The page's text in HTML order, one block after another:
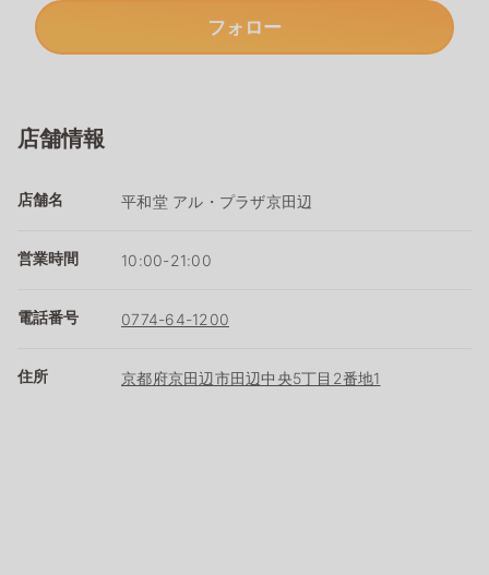
フォロー
店舗情報
店舗名 平和堂 アル・プラザ京田辺
営業時間 10:00-21:00
電話番号 0774-64-1200
住所 京都府京田辺市田辺中央5丁目2番地1